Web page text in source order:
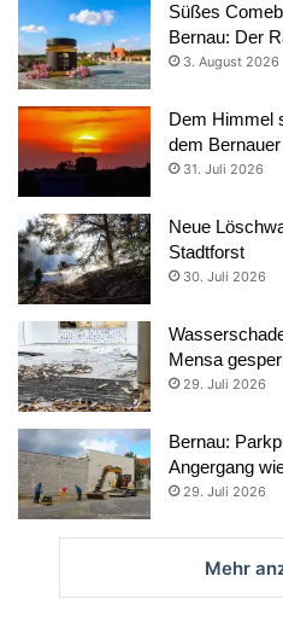
Süßes
Bernau: Der
3. August 2026
Dem Himmel
dem
31. Juli 2026
Neue
Stadtforst
30. Juli 2026
Mensa
29. Juli 2026
Bernau:
Angergang
29. Juli 2026
Mehr